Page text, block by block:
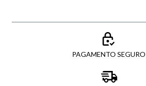
PAGAMENTO SEGURO